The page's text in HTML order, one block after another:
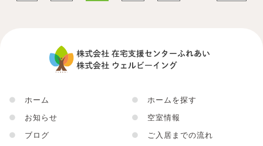
●
ホーム
●
お知らせ
●
ブログ
●
ホームを探す
●
空室情報
●
ご入居までの流れ